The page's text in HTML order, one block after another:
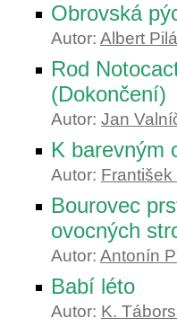
Obrovská
Autor: Albert
Rod
(Dokončení)
Autor: Jan
K barevným
Autor:
Bourovec
ovocných
Autor: Antonín
Babí léto
Autor: K.